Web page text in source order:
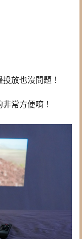
放也沒問題！
常方便唷！